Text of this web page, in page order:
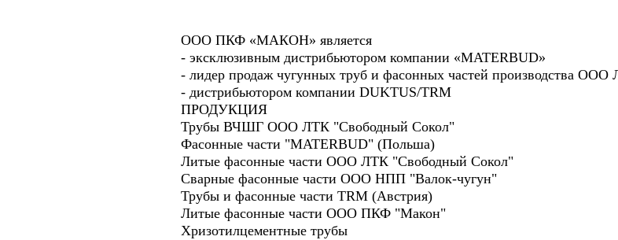
ООО ПКФ «МАКОН» является
- эксклюзивным дистрибьютором компании «MATERBUD»
- лидер продаж чугунных труб и фасонных частей производства
- дистрибьютором компании DUKTUS/TRM
ПРОДУКЦИЯ
Трубы ВЧШГ ООО ЛТК "Свободный Сокол"
Фасонные части "МATERBUD" (Польша)
Литые фасонные части ООО ЛТК "Свободный Сокол"
Сварные фасонные части ООО НПП "Валок-чугун"
Трубы и фасонные части TRM (Aвстрия)
Литые фасонные части ООО ПКФ "Макон"
Хризотилцементные трубы